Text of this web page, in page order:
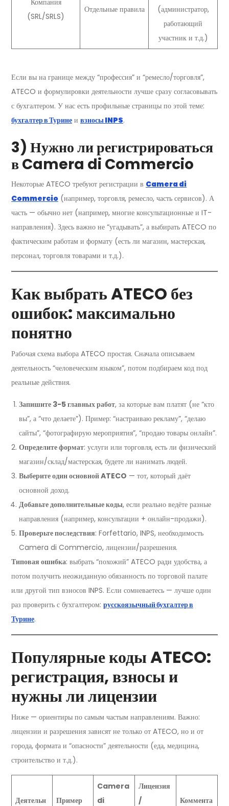
Компания
(SRL/SRLS)
Отдельные правила
(администратор,
работающий
участник и т.д.)
Если вы на границе между “профессия” и “ремесло/торговля”,
ATECO и формулировки деятельности лучше сразу согласовывать
с бухгалтером. У нас есть профильные страницы по этой теме:
бухгалтер в Турине и взносы INPS.
3) Нужно ли регистрироваться
в Camera di Commercio
Некоторые ATECO требуют регистрации в Camera di
Commercio (например, торговля, ремесло, часть сервисов). А
часть — обычно нет (например, многие консультационные и IT-
направления). Здесь важно не “угадывать”, а выбирать ATECO по
фактическим работам и формату (есть ли магазин, мастерская,
персонал, торговля товарами и т.д.).
Как выбрать ATECO без
ошибок: максимально
понятно
Рабочая схема выбора ATECO простая. Сначала описываем
деятельность “человеческим языком”, потом подбираем код под
реальные действия.
Запишите 3-5 главных работ, за которые вам платят (не “кто
вы”, а “что делаете”). Пример: “настраиваю рекламу”, “делаю
сайты”, “фотографирую мероприятия”, “продаю товары онлайн”.
Определите формат: услуги или торговля, есть ли физический
магазин/склад/мастерская, будете ли нанимать людей.
Выберите один основной ATECO — тот, который даёт
основной доход.
Добавьте дополнительные коды, если реально ведёте разные
направления (например, консультации + онлайн-продажи).
Проверьте последствия: Forfettario, INPS, необходимость
Camera di Commercio, лицензии/разрешения.
Типовая ошибка: выбрать “похожий” ATECO ради удобства, а
потом получить неожиданную обязанность по торговой палате
или другой тип взносов INPS. Если сомневаетесь — лучше один
раз проверить с бухгалтером: русскоязычный бухгалтер в
Турине.
Популярные коды ATECO:
регистрация, взносы и
нужны ли лицензии
Ниже — ориентиры по самым частым направлениям. Важно:
лицензии и разрешения зависят не только от ATECO, но и от
города, формата и “опасности” деятельности (еда, медицина,
строительство и т.д.).
Деятельн
Пример
Camera
di
Лицензия
/
Коммента